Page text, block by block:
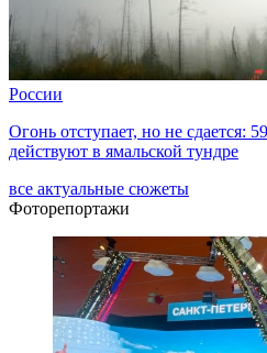
России
Огонь отступает, но не сдается:
действуют в ямальской тундре
все актуальные сюжеты
Фоторепортажи